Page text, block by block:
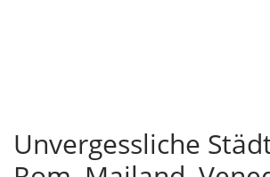
Unvergessliche